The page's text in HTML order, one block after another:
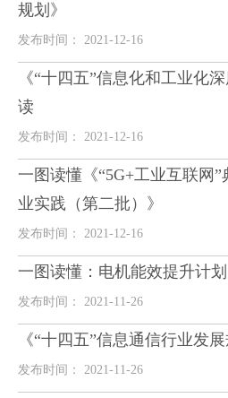
规划》
发布时间： 2021-12-16
《“十四五”信息化和工业化
读
发布时间： 2021-12-16
一图读懂《“5G+工业互联网
业实践（第二批）》
发布时间： 2021-12-16
一图读懂：电机能效提升计划
发布时间： 2021-11-26
《“十四五”信息通信行业发
发布时间： 2021-11-26